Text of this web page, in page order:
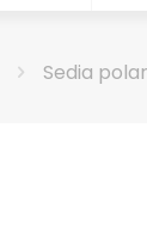
Sedia polar